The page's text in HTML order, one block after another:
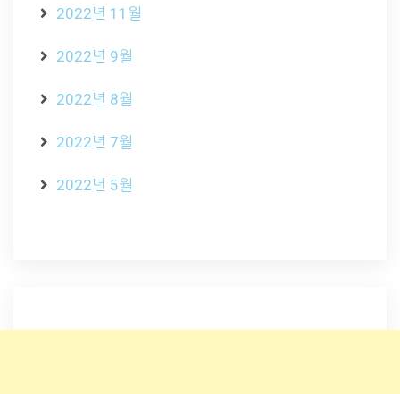
2022년 11월
2022년 9월
2022년 8월
2022년 7월
2022년 5월